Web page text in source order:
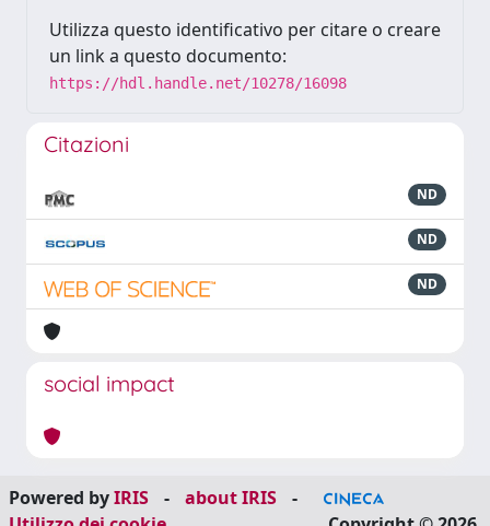
Utilizza questo identificativo per citare o creare
un link a questo documento:
https://hdl.handle.net/10278/16098
Citazioni
ND
ND
ND
social impact
Powered byIRIS - about IRIS
-